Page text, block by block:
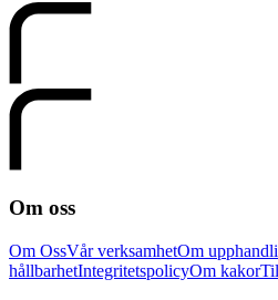
Om oss
Om OssVår verksamhetOm
hållbarhetIntegritetspolicyOm kakor